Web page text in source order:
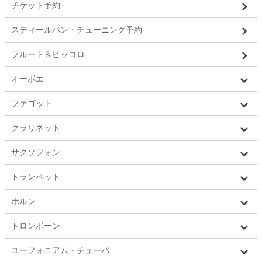
チケット予約
スティールパン・チューニング予約
フルート＆ピッコロ
オーボエ
ファゴット
クラリネット
サクソフォン
トランペット
ホルン
トロンボーン
ユーフォニアム・チューバ